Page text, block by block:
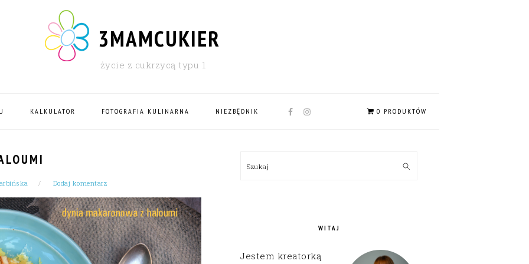
3MAMCUKIER
życie z cukrzycą typu 1
KALKULATOR FOTOGRAFIA KULINARNA NIEZBĘDNIK
NAV
0 PRODUKTÓW
Dodaj komentarz
SIDEBAR
Szukaj
WITAJ
Jestem kreatorką